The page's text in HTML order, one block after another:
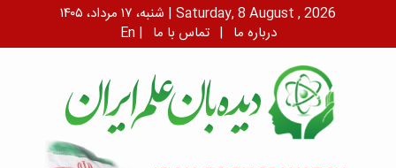
شنبه، ۱۷ مرداد، ۱۴۰۵ | Saturday, 8 August , 2026
En | درباره ما | تماس با ما